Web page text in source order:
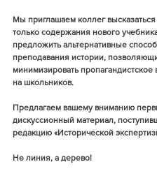
Мы приглашаем коллег
только содержания нового
предложить альтернативные
преподавания истории,
минимизировать пропагандистское
на школьников.
Предлагаем вашему вниманию
дискуссионный материал,
редакцию «Исторической
Не линия, а дерево!